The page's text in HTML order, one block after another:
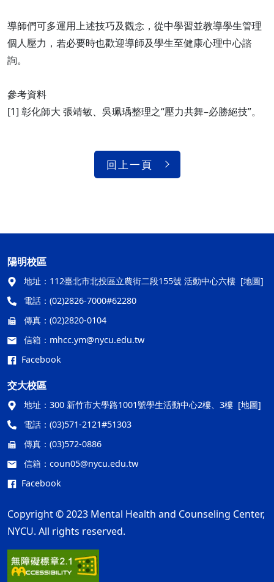
導師們可多運用上述技巧及觀念，從中學習並教導學生管理
個人壓力，若必要時也歡迎導師及學生至健康心理中心諮
詢。
參考資料
[1] 彰化師大 張靖敏、吳珮瑀整理之“壓力共舞–必勝絕技”。
回上一頁
陽明校區
地址： 112臺北市北投區立農街二段155號 活動中心六樓 [地圖]
電話： (02)2826-7000#62280
傳真： (02)2820-0104
信箱： mhcc.ym@nycu.edu.tw
Facebook
交大校區
地址： 300 新竹市大學路1001號學生活動中心2樓、3樓 [地圖]
電話： (03)571-2121#51303
傳真： (03)572-0886
信箱： coun05@nycu.edu.tw
Facebook
Copyright © 2023 Mental Health and Counseling Center,
NYCU. All rights reserved.